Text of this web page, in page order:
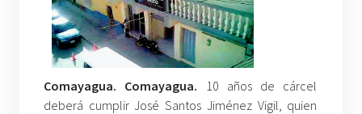
Comayagua. Comayagua. 10 años de cárcel
deberá cumplir José Santos Jiménez Vigil, quien